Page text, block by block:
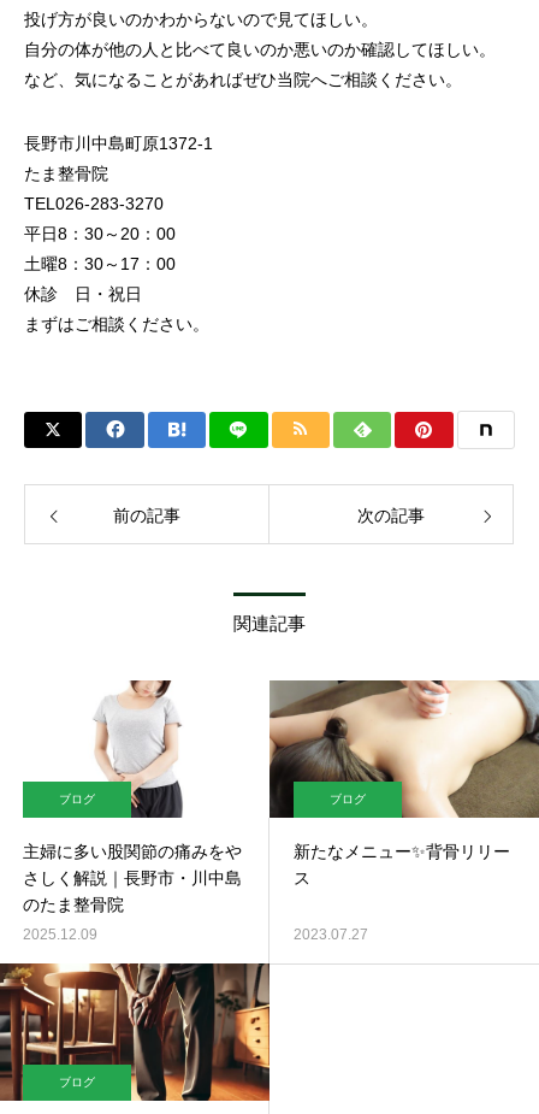
投げ方が良いのかわからないので見てほしい。
自分の体が他の人と比べて良いのか悪いのか確認してほしい。
など、気になることがあればぜひ当院へご相談ください。
長野市川中島町原1372-1
たま整骨院
TEL026-283-3270
平日8：30～20：00
土曜8：30～17：00
休診 日・祝日
まずはご相談ください。
前の記事 次の記事
関連記事
ブログ
主婦に多い股関節の痛みをや
さしく解説｜長野市・川中島
のたま整骨院
2025.12.09
ブログ
新たなメニュー✨背骨リリー
ス
2023.07.27
ブログ